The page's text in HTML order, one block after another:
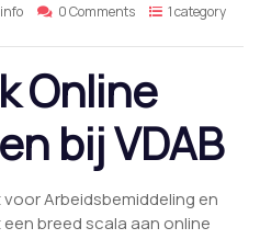
0 Comments 1 category
Online
bij VDAB
voor Arbeidsbemiddeling en
breed scala aan online